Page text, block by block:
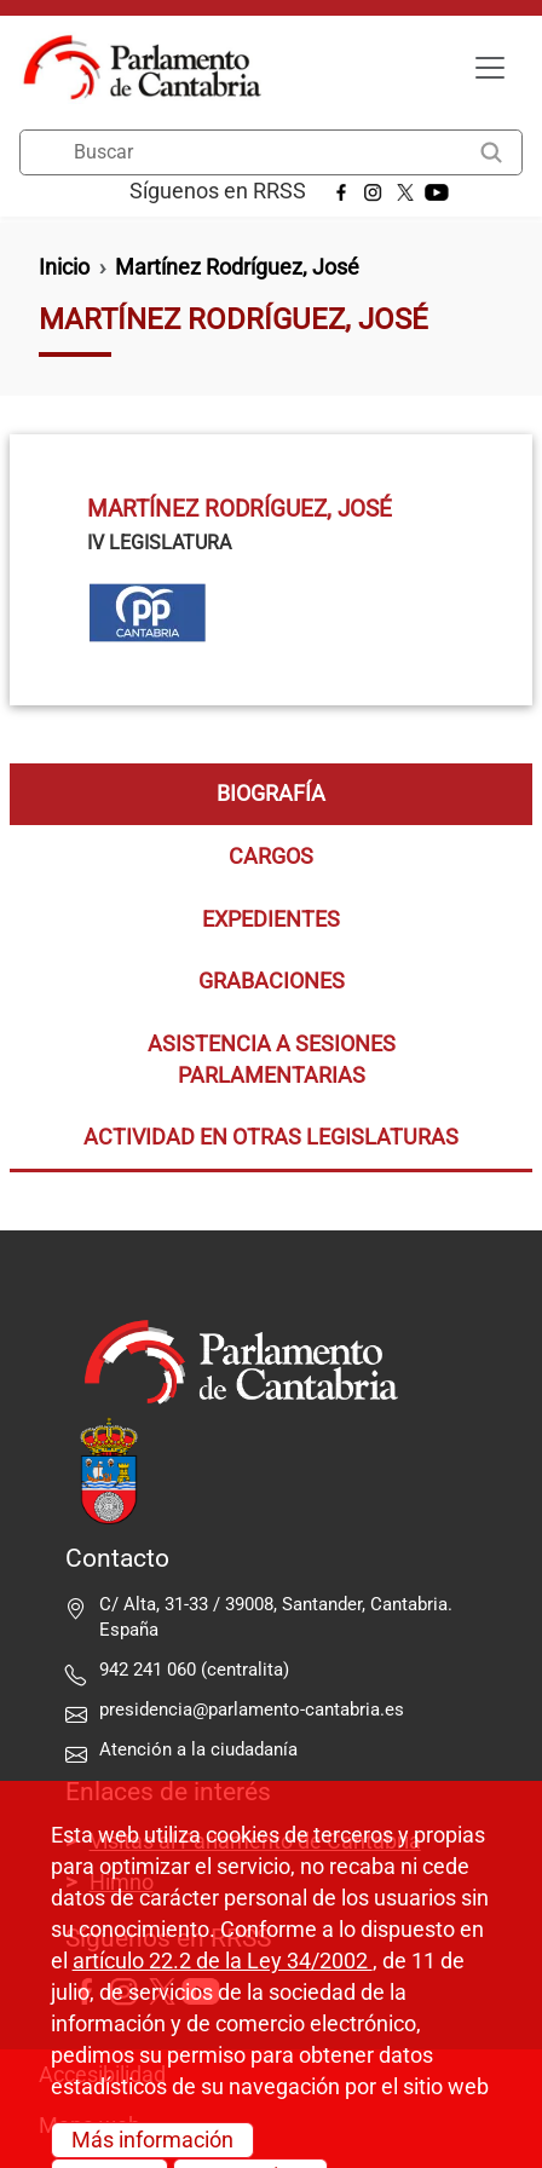
Pasar al contenido principal
Síguenos en RRSS
Ruta de navegación
Inicio Martínez Rodríguez, José
MARTÍNEZ RODRÍGUEZ, JOSÉ
MARTÍNEZ RODRÍGUEZ, JOSÉ
IV LEGISLATURA
BIOGRAFÍA
CARGOS
EXPEDIENTES
GRABACIONES
ASISTENCIA A SESIONES
PARLAMENTARIAS
ACTIVIDAD EN OTRAS LEGISLATURAS
Contacto
C/ Alta, 31-33 / 39008, Santander, Cantabria.
España
942 241 060 (centralita)
presidencia@parlamento-cantabria.es
Atención a la ciudadanía
Enlaces de interés
Visitas al Parlamento de Cantabria
Himno
Síguenos en RRSS
Pie de página
Accesibilidad
Mapa web
Esta web utiliza cookies de terceros y propias
para optimizar el servicio, no recaba ni cede
datos de carácter personal de los usuarios sin
su conocimiento. Conforme a lo dispuesto en
el artículo 22.2 de la Ley 34/2002 , de 11 de
julio, de servicios de la sociedad de la
información y de comercio electrónico,
pedimos su permiso para obtener datos
estadísticos de su navegación por el sitio web
Más información